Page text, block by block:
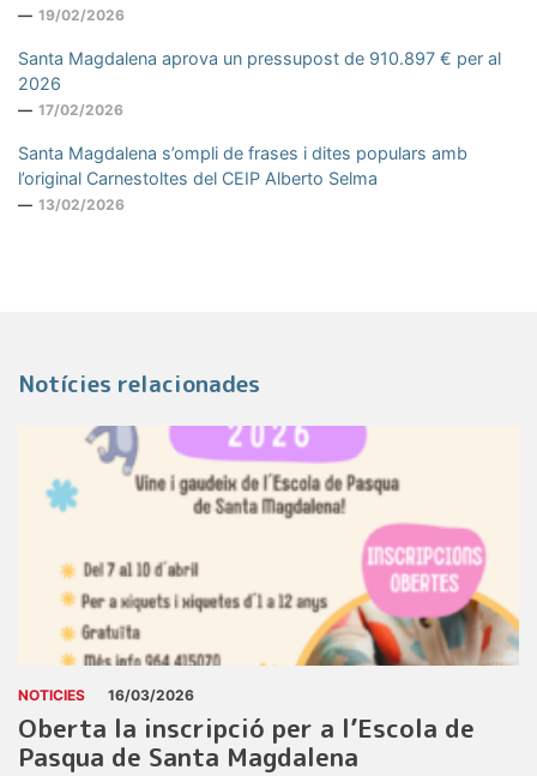
19/02/2026
Santa Magdalena aprova un pressupost de 910.897 € per al
2026
17/02/2026
Santa Magdalena s’ompli de frases i dites populars amb
l’original Carnestoltes del CEIP Alberto Selma
13/02/2026
Notícies relacionades
NOTICIES 16/03/2026
Oberta la inscripció per a l’Escola de
Pasqua de Santa Magdalena